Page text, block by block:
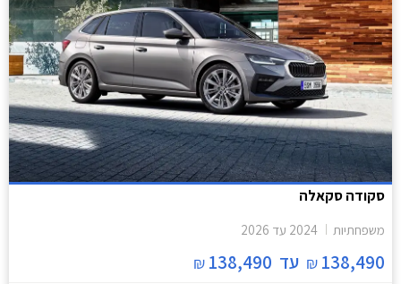
סקודה סקאלה
משפחתיות 2024 עד 2026
138,490
₪ עד 138,490
₪